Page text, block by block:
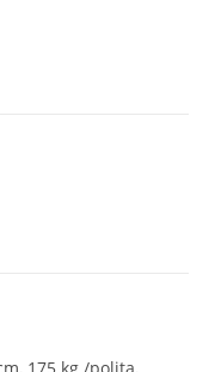
175 kg /polita,